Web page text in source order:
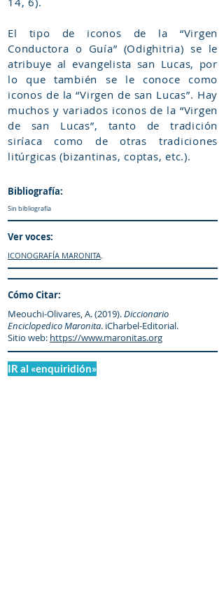
El tipo de iconos de la “Virgen
Conductora o Guía” (Odighitria) se le
atribuye al evangelista san Lucas, por
lo que también se le conoce como
iconos de la “Virgen de san Lucas”. Hay
muchos y variados iconos de la “Virgen
de san Lucas”, tanto de tradición
siríaca como de otras tradiciones
litúrgicas (bizantinas, coptas, etc.).
Bibliografía:
Sin bibliografía
Ver voces:
ICONOGRAFÍA MARONITA.
Cómo Citar:
Meouchi-Olivares, A. (2019).Diccionario
Enciclopedico Maronita. iCharbel-Editorial.
Sitio web: https://www.maronitas.org
IR al «enquiridión»